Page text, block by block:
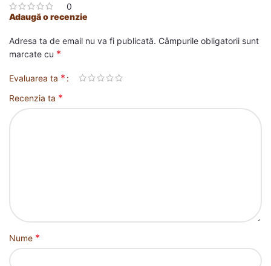
0
Adaugă o recenzie
Adresa ta de email nu va fi publicată. Câmpurile obligatorii sunt
marcate cu *
Evaluarea ta *
Recenzia ta *
Nume *